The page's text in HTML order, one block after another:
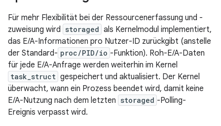
Für mehr Flexibilität bei der Ressourcenerfassung und -
zuweisung wird storaged als Kernelmodul implementiert,
das E/A-Informationen pro Nutzer-ID zurückgibt (anstelle
der Standard- proc/PID/io -Funktion). Roh-E/A-Daten
für jede E/A-Anfrage werden weiterhin im Kernel
task_struct gespeichert und aktualisiert. Der Kernel
überwacht, wann ein Prozess beendet wird, damit keine
E/A-Nutzung nach dem letzten storaged -Polling-
Ereignis verpasst wird.